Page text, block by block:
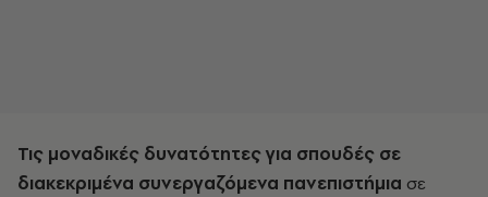
Τις μοναδικές δυνατότητες για σπουδές σε
διακεκριμένα συνεργαζόμενα πανεπιστήμια σε